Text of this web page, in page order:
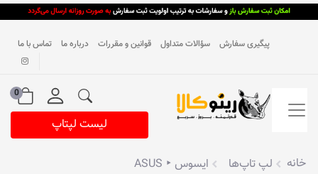
پیگیری سفارش سؤالات متداول قوانین و مقررات درباره ما تماس با ما
0
لیست لپتاپ
خانه لپ تاپ‌ها
ایسوس ‣ ASUS